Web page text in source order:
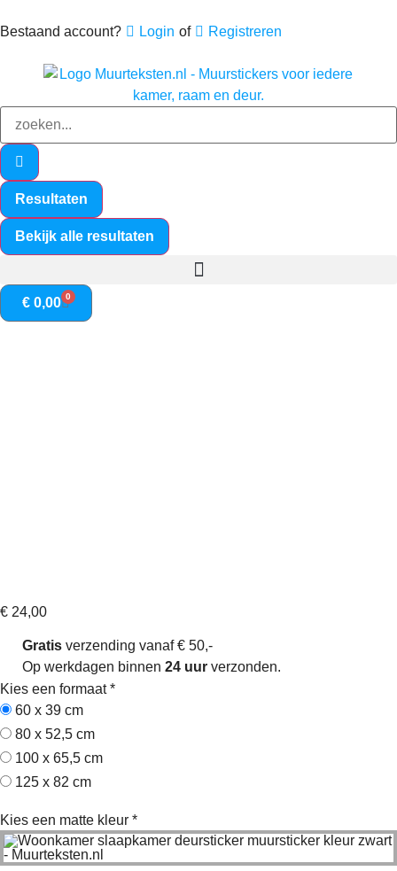
Bestaand account? Login of Registreren
Resultaten
Bekijk alle resultaten
€ 0,00 0
€ 24,00
Gratis verzending vanaf € 50,-
Op werkdagen binnen 24 uur verzonden.
Kies een formaat*
60 x 39 cm
80 x 52,5 cm
100 x 65,5 cm
125 x 82 cm
Kies een matte kleur *